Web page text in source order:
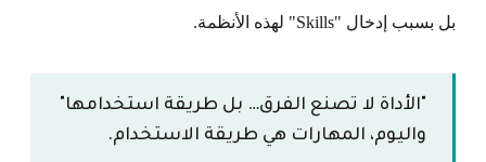
بل بسبب إدخال "Skills" لهذه الأنظمة.
"الأداة لا تصنع الفرق… بل طريقة استخدامها"
واليوم، المهارات هي طريقة الاستخدام.